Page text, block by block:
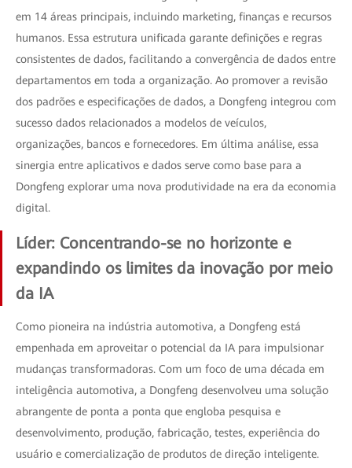
em 14 áreas principais, incluindo marketing, finanças e recursos
humanos. Essa estrutura unificada garante definições e regras
consistentes de dados, facilitando a convergência de dados entre
departamentos em toda a organização. Ao promover a revisão
dos padrões e especificações de dados, a Dongfeng integrou com
sucesso dados relacionados a modelos de veículos,
organizações, bancos e fornecedores. Em última análise, essa
sinergia entre aplicativos e dados serve como base para a
Dongfeng explorar uma nova produtividade na era da economia
digital.
Líder: Concentrando-se no horizonte e
expandindo os limites da inovação por meio
da IA
Como pioneira na indústria automotiva, a Dongfeng está
empenhada em aproveitar o potencial da IA para impulsionar
mudanças transformadoras. Com um foco de uma década em
inteligência automotiva, a Dongfeng desenvolveu uma solução
abrangente de ponta a ponta que engloba pesquisa e
desenvolvimento, produção, fabricação, testes, experiência do
usuário e comercialização de produtos de direção inteligente.